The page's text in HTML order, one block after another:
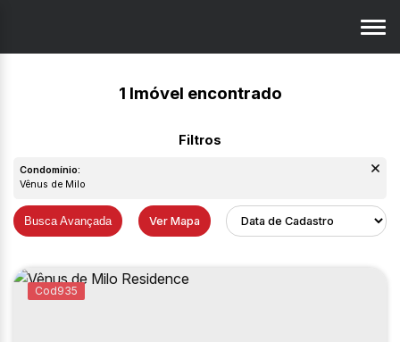
1 Imóvel encontrado
Condomínio:
Vênus de Milo
Busca Avançada Ver Mapa
935